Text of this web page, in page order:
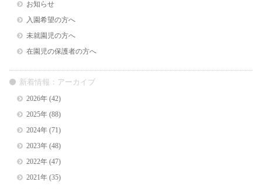
お知らせ
入園希望の方へ
未就園児の方へ
在園児の保護者の方へ
新着情報：アーカイブ
2026年(42)
2025年(88)
2024年(71)
2023年(48)
2022年(47)
2021年(35)